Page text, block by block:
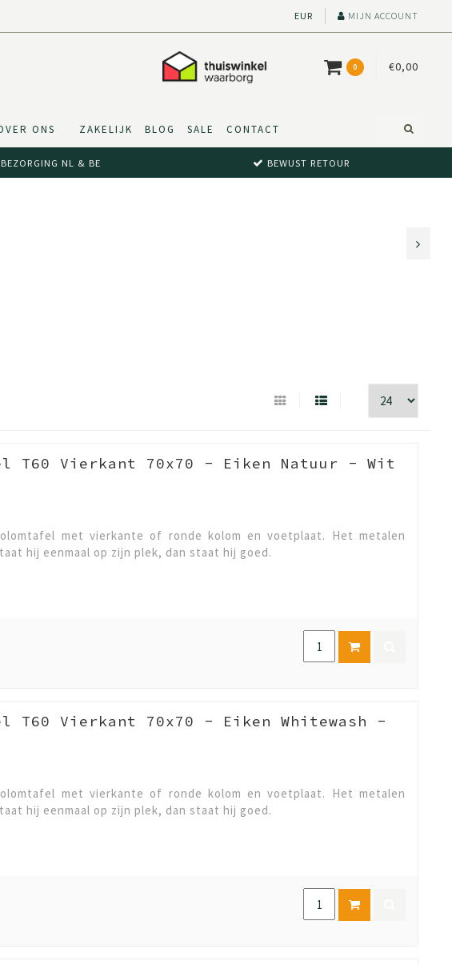
EUR MIJN ACCOUNT
0 €0,00
ONS ZAKELIJK BLOG SALE CONTACT
BEZORGING NL & BE BEWUST RETOUR
T60 Vierkant 70x70 - Eiken Natuur - Wit
met vierkante of ronde kolom en voetplaat. Het metalen
hij eenmaal op zijn plek, dan staat hij goed.
T60 Vierkant 70x70 - Eiken Whitewash -
met vierkante of ronde kolom en voetplaat. Het metalen
hij eenmaal op zijn plek, dan staat hij goed.